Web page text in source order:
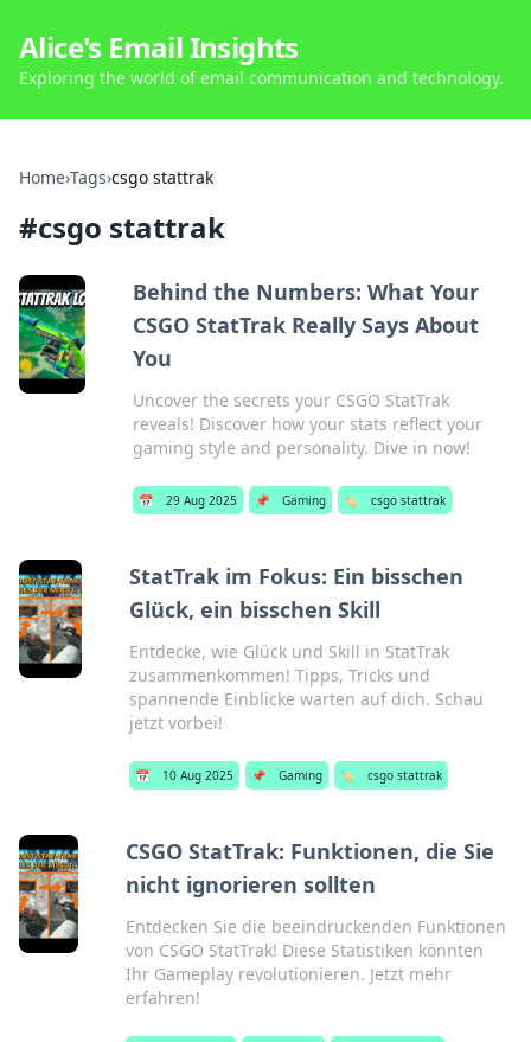
Alice's Email Insights
Exploring the world of email communication and technology.
Home›Tags›csgo stattrak
#csgo stattrak
Behind the Numbers: What Your
CSGO StatTrak Really Says About
You
Uncover the secrets your CSGO StatTrak
reveals! Discover how your stats reflect your
gaming style and personality. Dive in now!
📅 29 Aug 2025 📌 Gaming 🏷️ csgo stattrak
StatTrak im Fokus: Ein bisschen
Glück, ein bisschen Skill
Entdecke, wie Glück und Skill in StatTrak
zusammenkommen! Tipps, Tricks und
spannende Einblicke warten auf dich. Schau
jetzt vorbei!
📅 10 Aug 2025 📌 Gaming 🏷️ csgo stattrak
CSGO StatTrak: Funktionen, die Sie
nicht ignorieren sollten
Entdecken Sie die beeindruckenden Funktionen
von CSGO StatTrak! Diese Statistiken könnten
Ihr Gameplay revolutionieren. Jetzt mehr
erfahren!